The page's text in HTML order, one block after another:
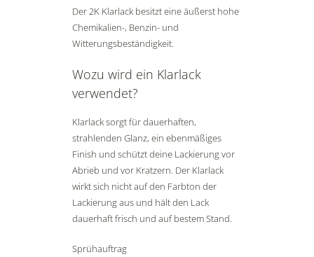
Der 2K Klarlack besitzt eine äußerst hohe
Chemikalien-, Benzin- und
Witterungsbeständigkeit.
Wozu wird ein Klarlack
verwendet?
Klarlack sorgt für dauerhaften,
strahlenden Glanz, ein ebenmäßiges
Finish und schützt deine Lackierung vor
Abrieb und vor Kratzern. Der Klarlack
wirkt sich nicht auf den Farbton der
Lackierung aus und hält den Lack
dauerhaft frisch und auf bestem Stand.
Sprühauftrag